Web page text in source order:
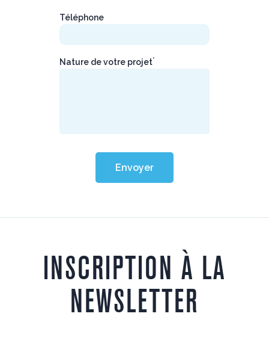
Téléphone
Nature de votre projet*
Envoyer
INSCRIPTION À LA
NEWSLETTER